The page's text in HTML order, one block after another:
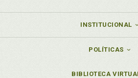
INSTITUCIONAL
POLÍTICAS
BIBLIOTECA